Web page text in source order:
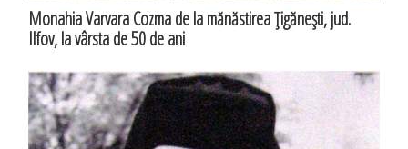
Monahia Varvara Cozma de la mănăstirea Ţigăneşti, jud.
Ilfov, la vârsta de 50 de ani